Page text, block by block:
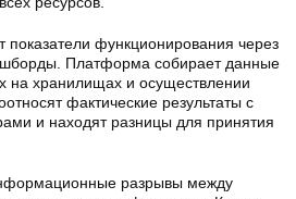
функционирования через
Платформа собирает данные
на хранилищах и осуществлении
фактические результаты с
и находят разницы для принятия
разрывы между